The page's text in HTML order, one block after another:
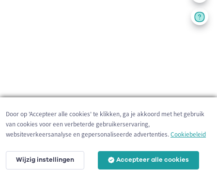
200 m
Door op 'Accepteer alle cookies' te klikken, ga je akkoord met het gebruik
van cookies voor een verbeterde gebruikerservaring,
websiteverkeersanalyse en gepersonaliseerde advertenties.Cookiebeleid
Wijzig instellingen Accepteer alle cookies